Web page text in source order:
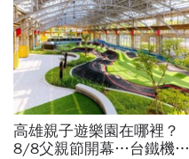
高雄親子遊樂園在哪裡？
8/8父親節開幕…台鐵機廠